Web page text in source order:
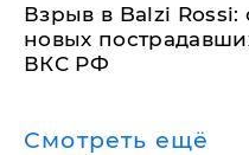
Взрыв в Balzi Rossi:
новых
ВКС РФ
Смотреть ещё